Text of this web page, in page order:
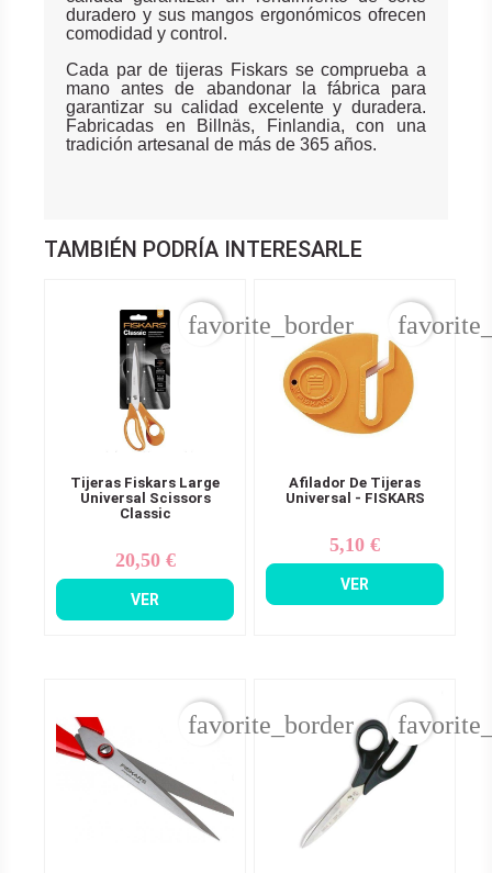
duradero y sus mangos ergonómicos ofrecen
comodidad y control.
Cada par de tijeras Fiskars se comprueba a
mano antes de abandonar la fábrica para
garantizar su calidad excelente y duradera.
Fabricadas en Billnäs, Finlandia, con una
tradición artesanal de más de 365 años.
TAMBIÉN PODRÍA INTERESARLE
Tijeras Fiskars Large
Universal Scissors
Classic
Precio
20,50 €
VER
favorite_border
Afilador De Tijeras
Universal - FISKARS
Precio
5,10 €
VER
favorite_border